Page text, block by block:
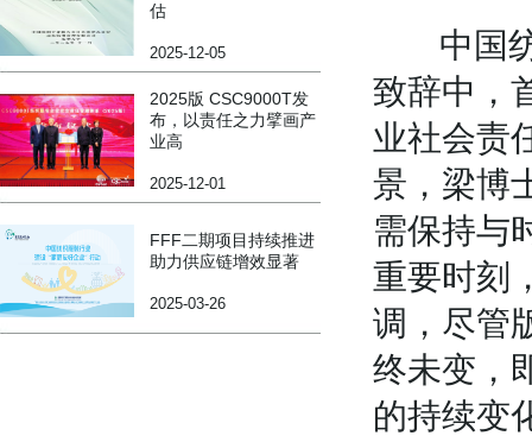
估
2025-12-05
2025版 CSC9000T发
布，以责任之力擘画产
业高
2025-12-01
FFF二期项目持续推进
助力供应链增效显著
2025-03-26
中国纺
致辞中，
业社会责
景，梁博
需保持与
重要时刻
调，尽管
终未变，
的持续变